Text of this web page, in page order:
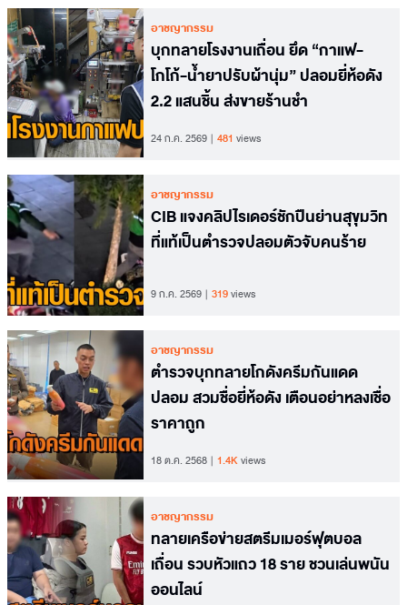
อาชญากรรม
บุกทลายโรงงานเถื่อน ยึด “กาแฟ-
โกโก้-น้ำยาปรับผ้านุ่ม” ปลอมยี่ห้อดัง
2.2 แสนชิ้น ส่งขายร้านชำ
24 ก.ค. 2569 481 views
อาชญากรรม
CIB แจงคลิปไรเดอร์ชักปืนย่านสุขุมวิท
ที่แท้เป็นตำรวจปลอมตัวจับคนร้าย
9 ก.ค. 2569 319views
อาชญากรรม
ตำรวจบุกทลายโกดังครีมกันแดด
ปลอม สวมชื่อยี่ห้อดัง เตือนอย่าหลงเชื่อ
ราคาถูก
18 ต.ค. 2568 1.4Kviews
อาชญากรรม
ทลายเครือข่ายสตรีมเมอร์ฟุตบอล
เถื่อน รวบหัวแถว 18 ราย ชวนเล่นพนัน
ออนไลน์